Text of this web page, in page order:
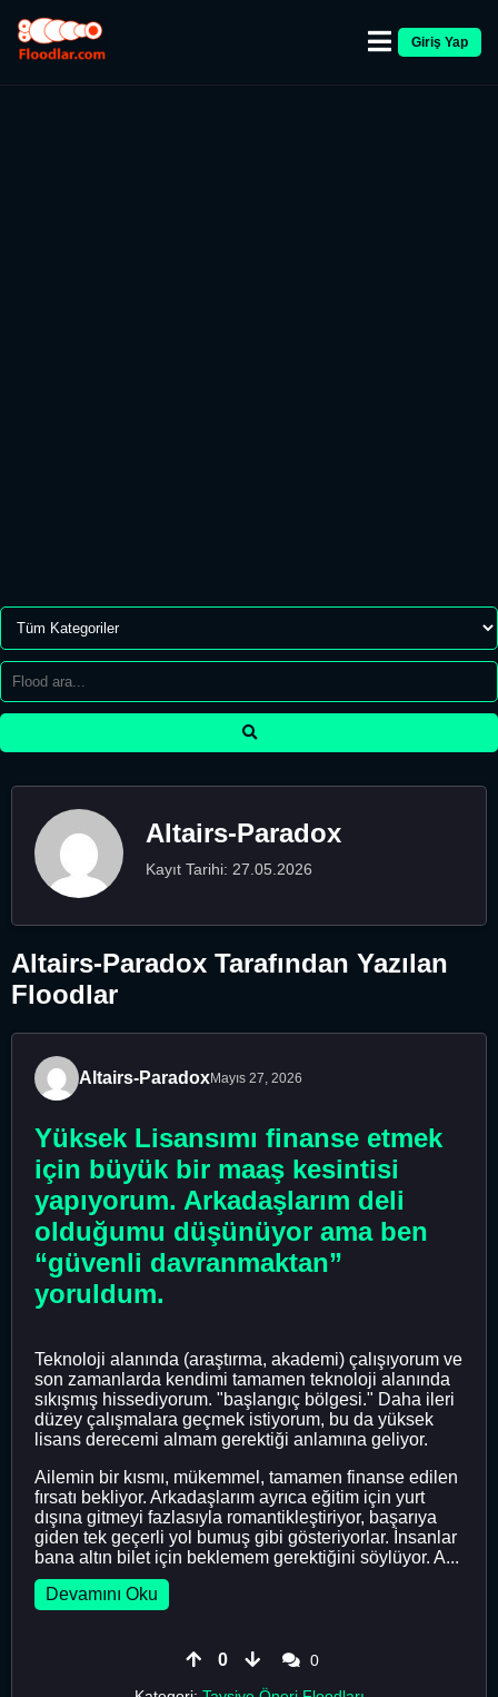
Giriş Yap
Altairs-Paradox
Kayıt Tarihi: 27.05.2026
Altairs-Paradox Tarafından Yazılan
Floodlar
Altairs-ParadoxMayıs 27, 2026
Yüksek Lisansımı finanse etmek
için büyük bir maaş kesintisi
yapıyorum. Arkadaşlarım deli
olduğumu düşünüyor ama ben
“güvenli davranmaktan”
yoruldum.
Teknoloji alanında (araştırma, akademi) çalışıyorum ve
son zamanlarda kendimi tamamen teknoloji alanında
sıkışmış hissediyorum. "başlangıç ​​bölgesi." Daha ileri
düzey çalışmalara geçmek istiyorum, bu da yüksek
lisans derecemi almam gerektiği anlamına geliyor.
Ailemin bir kısmı, mükemmel, tamamen finanse edilen
fırsatı bekliyor. Arkadaşlarım ayrıca eğitim için yurt
dışına gitmeyi fazlasıyla romantikleştiriyor, başarıya
giden tek geçerli yol bumuş gibi gösteriyorlar. İnsanlar
bana altın bilet için beklemem gerektiğini söylüyor. A...
Devamını Oku
0
0